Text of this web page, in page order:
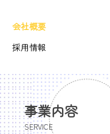
会社概要
採用情報
事業内容
SERVICE